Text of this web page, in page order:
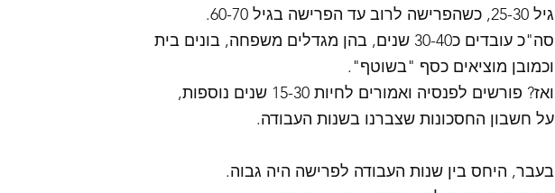
גיל 25-30, כשהפרישה לרוב עד הפרישה בגיל 60-70.
סה"כ עובדים כ30-40 שנים, בהן מגדלים משפחה, בונים בית
וכמובן מוציאים כסף "בשוטף".
ואז? פורשים לפנסיה ואמורים לחיות 15-30 שנים נוספות,
על חשבון החסכונות שצברנו בשנות העבודה.
בעבר, היחס בין שנות העבודה לפרישה היה גבוה.